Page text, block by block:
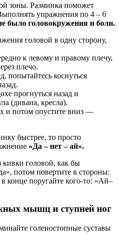
зоны. Разминка поможет
упражнения по 4 – 6
было головокружения и боли.
головой в одну сторону,
к левому и правому плечу,
плечо.
попытайтесь коснуться
прогнуться назад и
(дивана, кресла).
и потом опустите вниз —
быстрее, то просто
«Да – нет – ай».
кивки головой, как бы
потом повертите в стороны:
конце поругайте кого-то: «Ай–
мышц и ступней ног
голеностопные суставы